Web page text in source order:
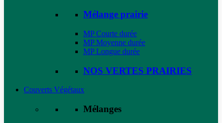
Mélange prairie
MP Courte durée
MP Moyenne durée
MP Longue durée
NOS VERTES PRAIRIES
Couverts Végétaux
Mélanges